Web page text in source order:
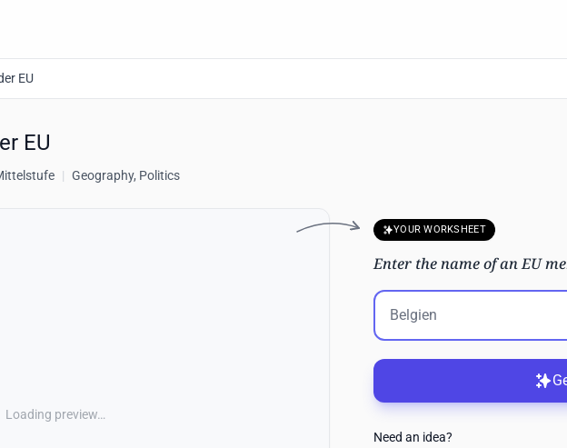
EU
EU
| Geography, Politics
Loading preview…
YOUR WORKSHEET
Enter the name of an EU
Need an idea?